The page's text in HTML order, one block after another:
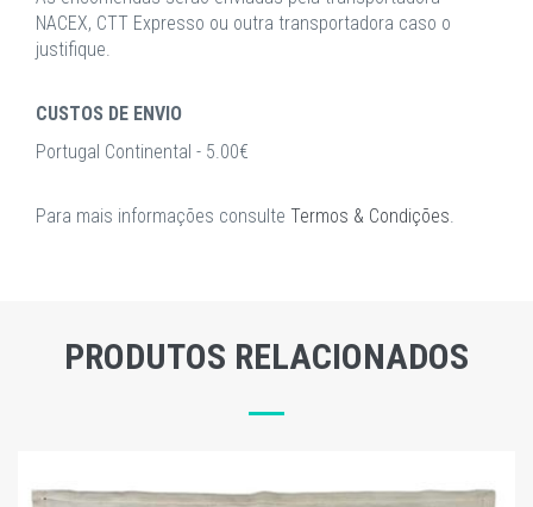
NACEX, CTT Expresso ou outra transportadora caso o
justifique.
CUSTOS DE ENVIO
Portugal Continental - 5.00€
Para mais informações consulte Termos & Condições.
PRODUTOS RELACIONADOS